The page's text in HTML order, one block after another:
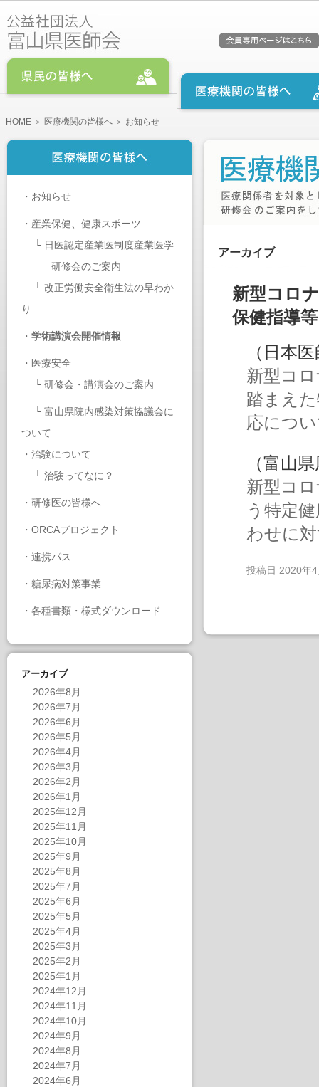
HOME ＞ 医療機関の皆様へ ＞ お知らせ
・ お知らせ
・ 産業保健、健康スポーツ
└ 日医認定産業医制度産業医学
研修会のご案内
└ 改正労働安全衛生法の早わか
り
・ 学術講演会開催情報
・ 医療安全
└ 研修会・講演会のご案内
└ 富山県院内感染対策協議会に
ついて
・ 治験について
└ 治験ってなに？
・ 研修医の皆様へ
・ ORCAプロジェクト
・ 連携パス
・ 糖尿病対策事業
・ 各種書類・様式ダウンロード
アーカイブ
2026年8月
2026年7月
2026年6月
2026年5月
2026年4月
2026年3月
2026年2月
2026年1月
2025年12月
2025年11月
2025年10月
2025年9月
2025年8月
2025年7月
2025年6月
2025年5月
2025年4月
2025年3月
2025年2月
2025年1月
2024年12月
2024年11月
2024年10月
2024年9月
2024年8月
2024年7月
2024年6月
アーカイブ
新型コロ
保健指導
（日本
新型コ
踏まえ
応につ
（富山
新型コ
う特定
わせに
投稿日 2020年